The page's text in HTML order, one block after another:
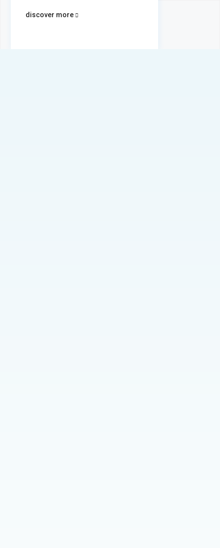
discover more